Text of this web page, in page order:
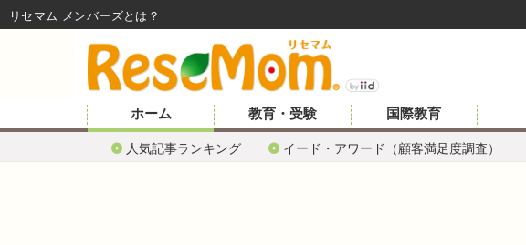
ホーム
人気記事ランキング イード・アワード（顧客満足度調査）
教育・受験 国際教育
リセマム メンバーズ